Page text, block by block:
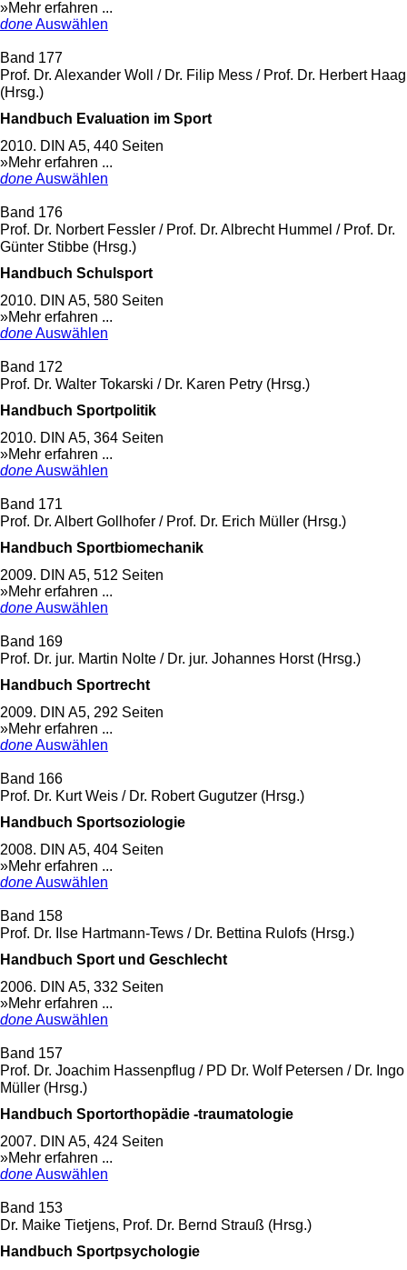
»Mehr erfahren ...
doneAuswählen
Band 177
Prof. Dr. Alexander Woll / Dr. Filip Mess / Prof. Dr. Herbert Haag
(Hrsg.)
Handbuch Evaluation im Sport
2010. DIN A5, 440 Seiten
»Mehr erfahren ...
doneAuswählen
Band 176
Prof. Dr. Norbert Fessler / Prof. Dr. Albrecht Hummel / Prof. Dr.
Günter Stibbe (Hrsg.)
Handbuch Schulsport
2010. DIN A5, 580 Seiten
»Mehr erfahren ...
doneAuswählen
Band 172
Prof. Dr. Walter Tokarski / Dr. Karen Petry (Hrsg.)
Handbuch Sportpolitik
2010. DIN A5, 364 Seiten
»Mehr erfahren ...
doneAuswählen
Band 171
Prof. Dr. Albert Gollhofer / Prof. Dr. Erich Müller (Hrsg.)
Handbuch Sportbiomechanik
2009. DIN A5, 512 Seiten
»Mehr erfahren ...
doneAuswählen
Band 169
Prof. Dr. jur. Martin Nolte / Dr. jur. Johannes Horst (Hrsg.)
Handbuch Sportrecht
2009. DIN A5, 292 Seiten
»Mehr erfahren ...
doneAuswählen
Band 166
Prof. Dr. Kurt Weis / Dr. Robert Gugutzer (Hrsg.)
Handbuch Sportsoziologie
2008. DIN A5, 404 Seiten
»Mehr erfahren ...
doneAuswählen
Band 158
Prof. Dr. Ilse Hartmann-Tews / Dr. Bettina Rulofs (Hrsg.)
Handbuch Sport und Geschlecht
2006. DIN A5, 332 Seiten
»Mehr erfahren ...
doneAuswählen
Band 157
Prof. Dr. Joachim Hassenpflug / PD Dr. Wolf Petersen / Dr. Ingo
Müller (Hrsg.)
Handbuch Sportorthopädie -traumatologie
2007. DIN A5, 424 Seiten
»Mehr erfahren ...
doneAuswählen
Band 153
Dr. Maike Tietjens, Prof. Dr. Bernd Strauß (Hrsg.)
Handbuch Sportpsychologie